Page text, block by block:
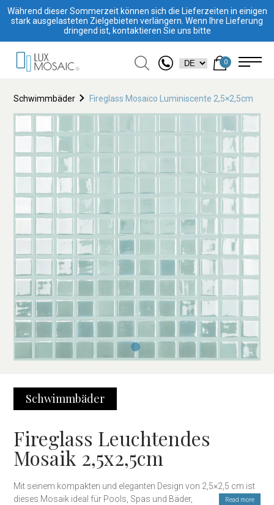
Während dieser Sommerzeit können sich die Lieferzeiten in einigen
stark ausgelasteten Zielgebieten verlängern. Wenn Ihre Lieferung
dringend ist, kontaktieren Sie uns bitte
0
Schwimmbäder Fireglass Mosaico Luminiscente 2,5×2,5cm
Schwimmbäder
Fireglass Leuchtendes
Mosaik 2,5x2,5cm
Mit seinem kompakten und eleganten Design von 2,5×2,5 cm ist
dieses Mosaik ideal für Pools, Spas und Bäder, da es in der Lage
Read more